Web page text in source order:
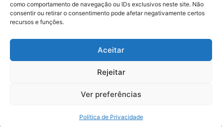
como comportamento de navegação ou IDs exclusivos neste site. Não
consentir ou retirar o consentimento pode afetar negativamente certos
recursos e funções.
Aceitar
Rejeitar
Ver preferências
Política de Privacidade
Acompanhe-nos
Política de Cookies
Todos os direitos reservados.
Subscreva
a nossa newsletter
Estou de acordo com os termos e condições da
Enviar